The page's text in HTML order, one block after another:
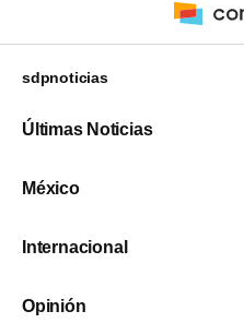
sdpnoticias
Últimas Noticias
México
Internacional
Opinión